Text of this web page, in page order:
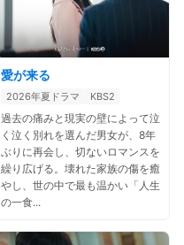
愛が来る
2026年夏ドラマ KBS2
過去の痛みと現実の壁によって泣
く泣く別れを選んだ男女が、8年
ぶりに再会し、切ないロマンスを
繰り広げる。壊れた家族の傷を癒
やし、世の中で最も温かい「人生
の一食...